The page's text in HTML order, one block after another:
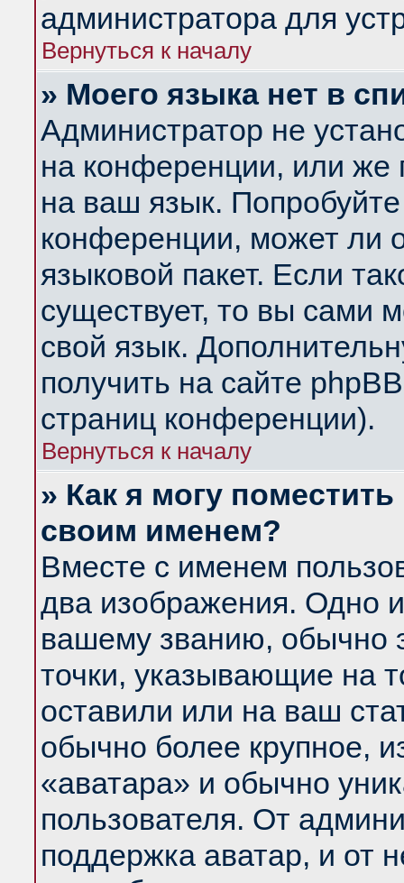
администратора для
Вернуться к началу
» Моего языка нет в
Администратор не
на конференции, или же
на ваш язык.
конференции, может ли
языковой пакет. Если
существует, то вы сами
свой язык.
получить на сайте
страниц конференции).
Вернуться к началу
» Как я могу
своим именем?
Вместе с именем
два изображения. Одно
вашему званию, обычно
точки, указывающие на
оставили или на ваш
обычно более крупное,
«аватара» и обычно
пользователя. От
поддержка аватар, и от